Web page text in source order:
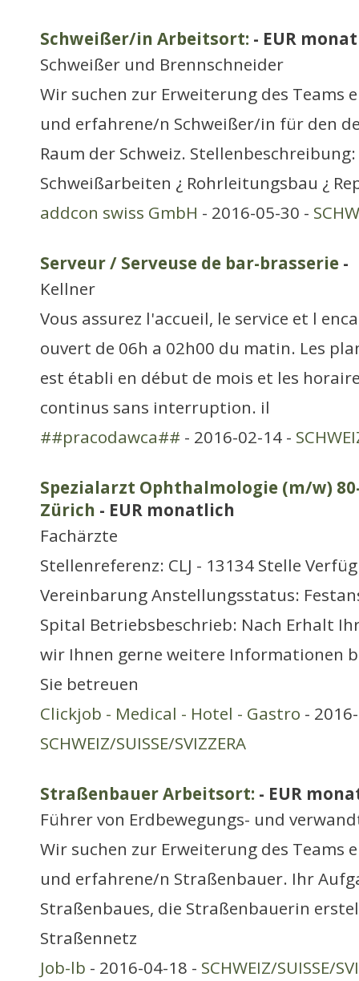
Schweißer/in Arbeitsort: - EUR
Schweißer und Brennschneider
Wir suchen zur Erweiterung des Teams
und erfahrene/n Schweißer/in für den
Raum der Schweiz. Stellenbeschreibung:
Schweißarbeiten ¿ Rohrleitungsbau ¿
addcon swiss GmbH - 2016-05-30 -
Serveur / Serveuse de bar-brasserie -
Kellner
Vous assurez l'accueil, le service et l
ouvert de 06h a 02h00 du matin. Les
est établi en début de mois et les
continus sans interruption. il
##pracodawca## - 2016-02-14 -
Spezialarzt Ophthalmologie (m/w)
Zürich - EUR monatlich
Fachärzte
Stellenreferenz: CLJ - 13134 Stelle
Vereinbarung Anstellungsstatus:
Spital Betriebsbeschrieb: Nach Erhalt
wir Ihnen gerne weitere Informationen
Sie betreuen
Clickjob - Medical - Hotel - Gastro -
SCHWEIZ/SUISSE/SVIZZERA
Straßenbauer Arbeitsort: - EUR
Führer von Erdbewegungs- und
Wir suchen zur Erweiterung des Teams
und erfahrene/n Straßenbauer. Ihr
Straßenbaues, die Straßenbauerin
Straßennetz
Job-lb - 2016-04-18 - SCHWEIZ/SUISSE/